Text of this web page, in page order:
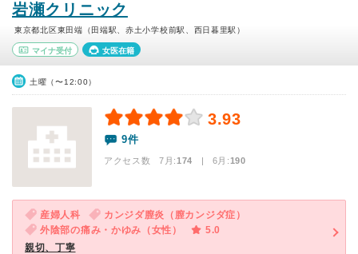
岩瀬クリニック
東京都北区東田端（田端駅、赤土小学校前駅、西日暮里駅）
マイナ受付 女医在籍
土曜（〜12:00）
3.93
9件
アクセス数 7月:174 | 6月:190
産婦人科
カンジダ膣炎（膣カンジダ症）
外陰部の痛み・かゆみ（女性）
5.0
親切、丁寧